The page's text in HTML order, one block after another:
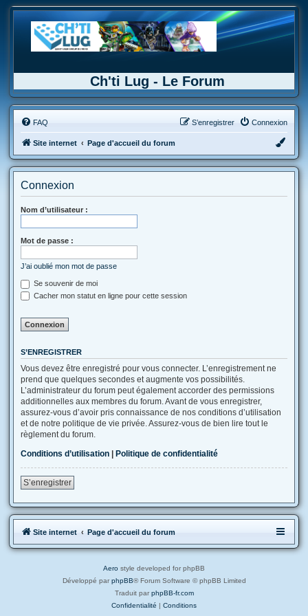
Ch'ti Lug - Le Forum
FAQ Connexion
S’enregistrer
Site internet Page d'accueil du forum
Connexion
Nom d’utilisateur :
Mot de passe :
J’ai oublié mon mot de passe
Se souvenir de moi
Cacher mon statut en ligne pour cette session
S’ENREGISTRER
Vous devez être enregistré pour vous connecter. L’enregistrement ne
prend que quelques secondes et augmente vos possibilités.
L’administrateur du forum peut également accorder des permissions
additionnelles aux membres du forum. Avant de vous enregistrer,
assurez-vous d’avoir pris connaissance de nos conditions d’utilisation
et de notre politique de vie privée. Assurez-vous de bien lire tout le
règlement du forum.
Conditions d’utilisation | Politique de confidentialité
S’enregistrer
Site internet Page d'accueil du forum
Aero style developed for phpBB
Développé par phpBB® Forum Software © phpBB Limited
Traduit par phpBB-fr.com
Confidentialité | Conditions